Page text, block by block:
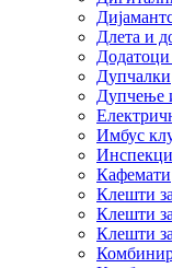
Длета и
Дупчалки
Дупчење
Имбус
Кафемати
Клешти
Клешти
Клешти